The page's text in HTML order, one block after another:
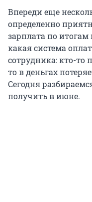
Впереди еще
определенно
зарплата по итогам
какая система
сотрудника: кто-то
то в деньгах
Сегодня
получить в июне.